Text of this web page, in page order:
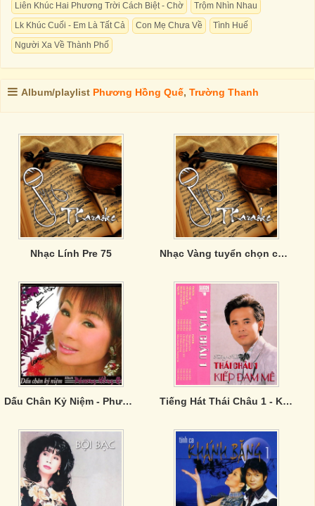
Liên Khúc Hai Phương Trời Cách Biệt - Chờ
Trộm Nhìn Nhau
Lk Khúc Cuối - Em Là Tất Cả
Con Mẹ Chưa Về
Tình Huế
Người Xa Về Thành Phố
Album/playlist Phương Hồng Quế, Trường Thanh
Nhạc Lính Pre 75 Nhạc Vàng tuyển chọn của Phương Anh
Dấu Chân Kỷ Niệm - Phương Hồng Quế Tiếng Hát Thái Châu 1 - Kiếp Đam Mê